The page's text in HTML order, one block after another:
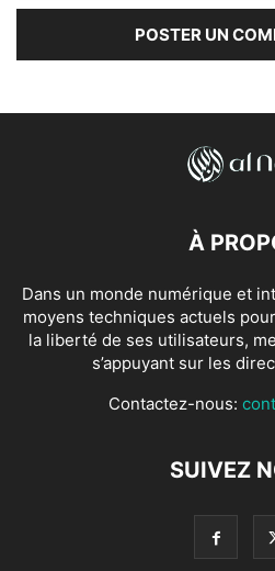
À
Dans un monde numérique et
moyens techniques actuels
la liberté de ses utilisateurs,
s’appuyant sur les
Contactez-nous:
SUIVEZ